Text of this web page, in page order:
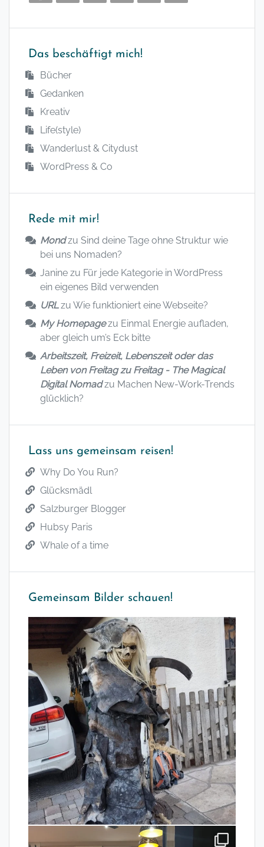
Das beschäftigt mich!
Bücher
Gedanken
Kreativ
Life(style)
Wanderlust & Citydust
WordPress & Co
Rede mit mir!
Mondzu Sind deine Tage ohne Struktur wie
bei uns Nomaden?
Janine zu Für jede Kategorie in WordPress
ein eigenes Bild verwenden
URLzu Wie funktioniert eine Webseite?
My Homepagezu Einmal Energie aufladen,
aber gleich um’s Eck bitte
Arbeitszeit, Freizeit, Lebenszeit oder das
Leben von Freitag zu Freitag - The Magical
Digital Nomadzu Machen New-Work-Trends
glücklich?
Lass uns gemeinsam reisen!
Why Do You Run?
Glücksmädl
Salzburger Blogger
Hubsy Paris
Whale of a time
Gemeinsam Bilder schauen!